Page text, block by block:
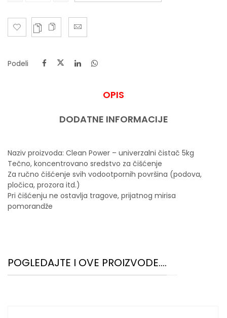
Podeli
OPIS
DODATNE INFORMACIJE
Naziv proizvoda: Clean Power – univerzalni čistač 5kg
Tečno, koncentrovano sredstvo za čišćenje
Za ručno čišćenje svih vodootpornih površina (podova,
pločica, prozora itd.)
Pri čišćenju ne ostavlja tragove, prijatnog mirisa
pomorandže
POGLEDAJTE I OVE PROIZVODE....